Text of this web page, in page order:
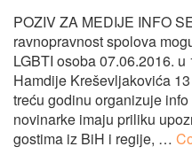
POZIV ZA MEDIJE INFO
ravnopravnost spolova
LGBTI osoba 07.06.2016.
Hamdije Kreševljakovića
treću godinu organizuje
novinarke imaju priliku
gostima iz BiH i regije, …